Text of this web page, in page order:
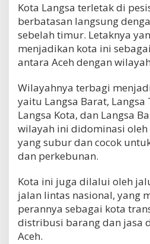
Kota Langsa terletak di
berbatasan langsung
sebelah timur. Letaknya
menjadikan kota ini
antara Aceh dengan
Wilayahnya terbagi
yaitu Langsa Barat, Langsa
Langsa Kota, dan Langsa
wilayah ini didominasi
yang subur dan cocok
dan perkebunan.
Kota ini juga dilalui oleh
jalan lintas nasional, yang
perannya sebagai kota
distribusi barang dan jasa
Aceh.